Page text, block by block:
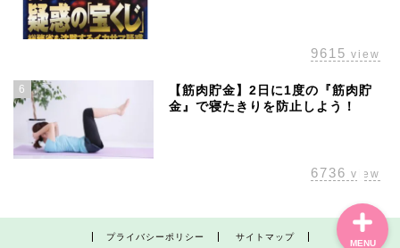
9615 view
6
【筋肉貯金】2日に1度の『筋肉貯
金』で寝たきりを防止しよう！
6736 view
プライバシーポリシー サイトマップ
MENU
配当金